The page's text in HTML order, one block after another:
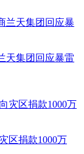
天集团回应暴雷
区捐款1000万